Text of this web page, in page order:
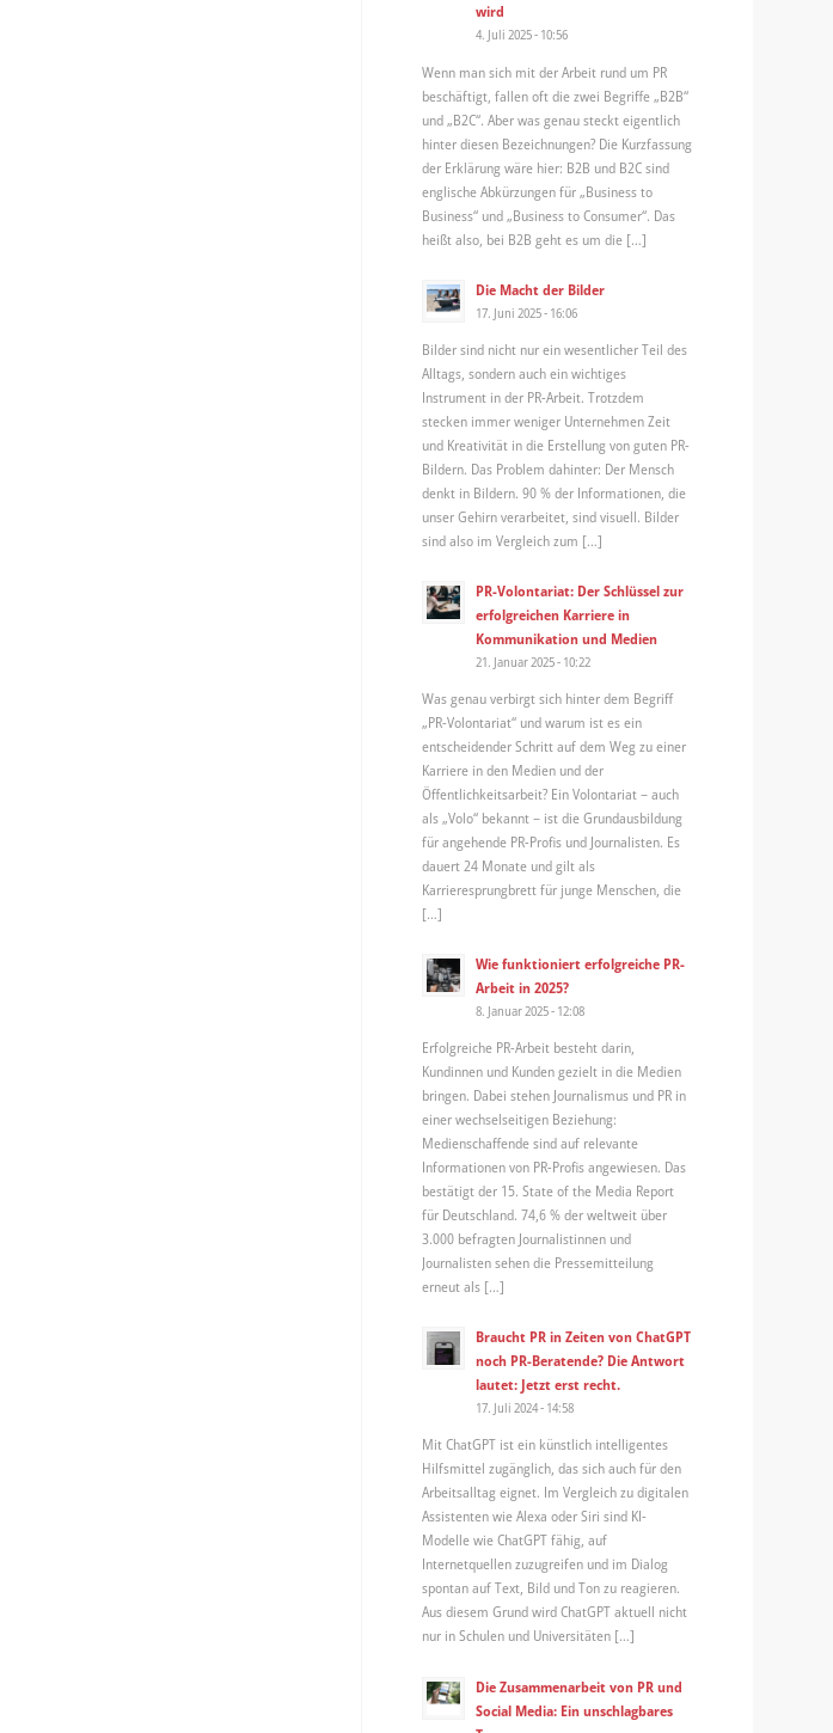
wird
4. Juli 2025 - 10:56
Wenn man sich mit der Arbeit rund um PR
beschäftigt, fallen oft die zwei Begriffe „B2B“
und „B2C“. Aber was genau steckt eigentlich
hinter diesen Bezeichnungen? Die Kurzfassung
der Erklärung wäre hier: B2B und B2C sind
englische Abkürzungen für „Business to
Business“ und „Business to Consumer“. Das
heißt also, bei B2B geht es um die […]
Die Macht der Bilder
17. Juni 2025 - 16:06
Bilder sind nicht nur ein wesentlicher Teil des
Alltags, sondern auch ein wichtiges
Instrument in der PR-Arbeit. Trotzdem
stecken immer weniger Unternehmen Zeit
und Kreativität in die Erstellung von guten PR-
Bildern. Das Problem dahinter: Der Mensch
denkt in Bildern. 90 % der Informationen, die
unser Gehirn verarbeitet, sind visuell. Bilder
sind also im Vergleich zum […]
PR-Volontariat: Der Schlüssel zur
erfolgreichen Karriere in
Kommunikation und Medien
21. Januar 2025 - 10:22
Was genau verbirgt sich hinter dem Begriff
„PR-Volontariat“ und warum ist es ein
entscheidender Schritt auf dem Weg zu einer
Karriere in den Medien und der
Öffentlichkeitsarbeit? Ein Volontariat – auch
als „Volo“ bekannt – ist die Grundausbildung
für angehende PR-Profis und Journalisten. Es
dauert 24 Monate und gilt als
Karrieresprungbrett für junge Menschen, die
[…]
Wie funktioniert erfolgreiche PR-
Arbeit in 2025?
8. Januar 2025 - 12:08
Erfolgreiche PR-Arbeit besteht darin,
Kundinnen und Kunden gezielt in die Medien
bringen. Dabei stehen Journalismus und PR in
einer wechselseitigen Beziehung:
Medienschaffende sind auf relevante
Informationen von PR-Profis angewiesen. Das
bestätigt der 15. State of the Media Report
für Deutschland. 74,6 % der weltweit über
3.000 befragten Journalistinnen und
Journalisten sehen die Pressemitteilung
erneut als […]
Braucht PR in Zeiten von ChatGPT
noch PR-Beratende? Die Antwort
lautet: Jetzt erst recht.
17. Juli 2024 - 14:58
Mit ChatGPT ist ein künstlich intelligentes
Hilfsmittel zugänglich, das sich auch für den
Arbeitsalltag eignet. Im Vergleich zu digitalen
Assistenten wie Alexa oder Siri sind KI-
Modelle wie ChatGPT fähig, auf
Internetquellen zuzugreifen und im Dialog
spontan auf Text, Bild und Ton zu reagieren.
Aus diesem Grund wird ChatGPT aktuell nicht
nur in Schulen und Universitäten […]
Die Zusammenarbeit von PR und
Social Media: Ein unschlagbares